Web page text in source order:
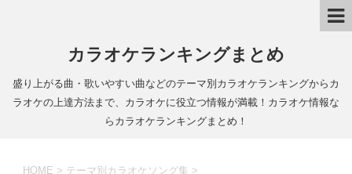
カラオケランキングまとめ
盛り上がる曲・歌いやすい曲などのテーマ別カラオケランキングからカ
ラオケの上達方法まで、カラオケに役立つ情報が満載！カラオケ情報な
らカラオケランキングまとめ！
HOME > テーマ別カラオケソング集 >